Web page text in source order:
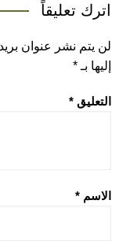
اترك تعليقاً
لن يتم نشر عنوان
إليها بـ *
التعليق *
الاسم *